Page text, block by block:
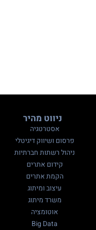
ניווט מהיר
אסטרטגיה
פרסום ושיווק דיגיטלי
ניהול רשתות חברתיות
קידום אתרים
הקמת אתרים
עיצוב ומיתוג
משרד מיתוג
אוטומציה
Big Data